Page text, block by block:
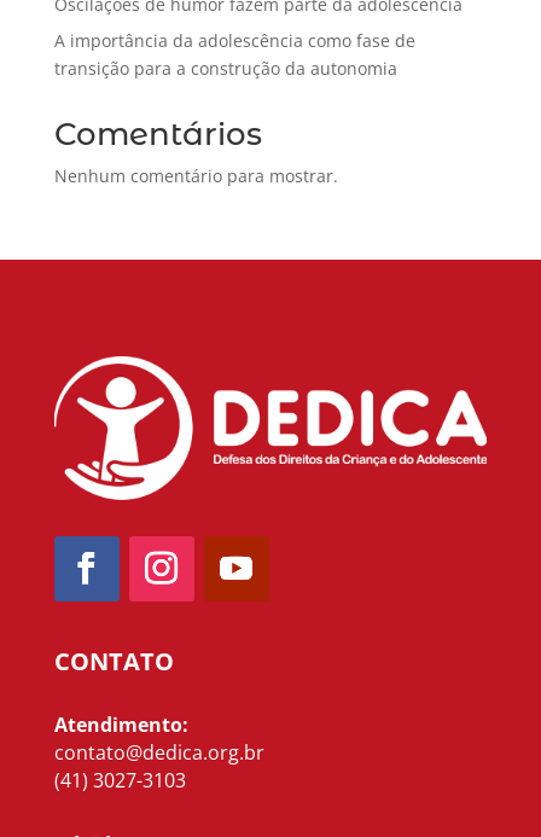
A importância da adolescência como fase de
transição para a construção da autonomia
Comentários
Nenhum comentário para mostrar.
CONTATO
Atendimento:
contato@dedica.org.br
(41) 3027-3103